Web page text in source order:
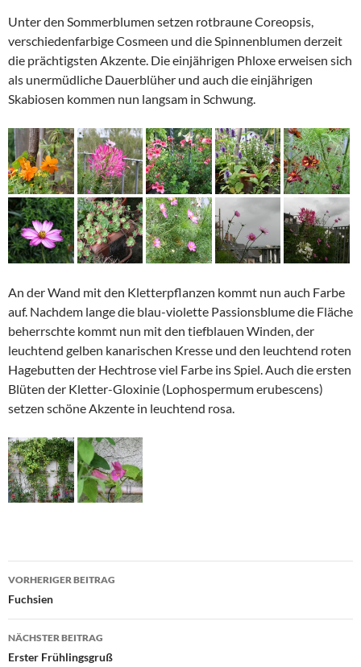
Unter den Sommerblumen setzen rotbraune Coreopsis,
verschiedenfarbige Cosmeen und die Spinnenblumen derzeit
die prächtigsten Akzente. Die einjährigen Phloxe erweisen sich
als unermüdliche Dauerblüher und auch die einjährigen
Skabiosen kommen nun langsam in Schwung.
An der Wand mit den Kletterpflanzen kommt nun auch Farbe
auf. Nachdem lange die blau-violette Passionsblume die Fläche
beherrschte kommt nun mit den tiefblauen Winden, der
leuchtend gelben kanarischen Kresse und den leuchtend roten
Hagebutten der Hechtrose viel Farbe ins Spiel. Auch die ersten
Blüten der Kletter-Gloxinie (Lophospermum erubescens)
setzen schöne Akzente in leuchtend rosa.
Beitragsnavigation
VORHERIGER BEITRAG
Fuchsien
NÄCHSTER BEITRAG
Erster Frühlingsgruß